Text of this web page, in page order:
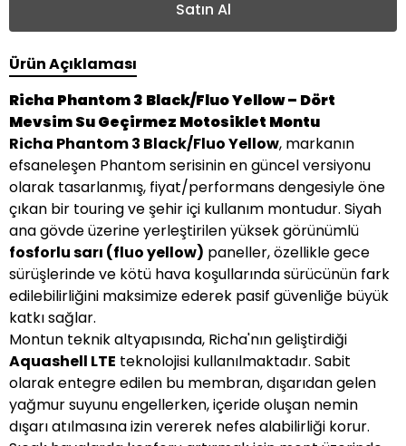
Satın Al
Ürün Açıklaması
Richa Phantom 3 Black/Fluo Yellow – Dört
Mevsim Su Geçirmez Motosiklet Montu
Richa Phantom 3 Black/Fluo Yellow, markanın
efsaneleşen Phantom serisinin en güncel versiyonu
olarak tasarlanmış, fiyat/performans dengesiyle öne
çıkan bir touring ve şehir içi kullanım montudur. Siyah
ana gövde üzerine yerleştirilen yüksek görünümlü
fosforlu sarı (fluo yellow) paneller, özellikle gece
sürüşlerinde ve kötü hava koşullarında sürücünün fark
edilebilirliğini maksimize ederek pasif güvenliğe büyük
katkı sağlar.
Montun teknik altyapısında, Richa'nın geliştirdiği
Aquashell LTE teknolojisi kullanılmaktadır. Sabit
olarak entegre edilen bu membran, dışarıdan gelen
yağmur suyunu engellerken, içeride oluşan nemin
dışarı atılmasına izin vererek nefes alabilirliği korur.